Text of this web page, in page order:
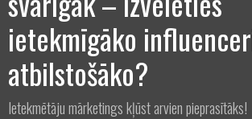
ietekmīgāko
atbilstošāko?
Ietekmētāju mārketings kļūst arvien pieprasītāks!